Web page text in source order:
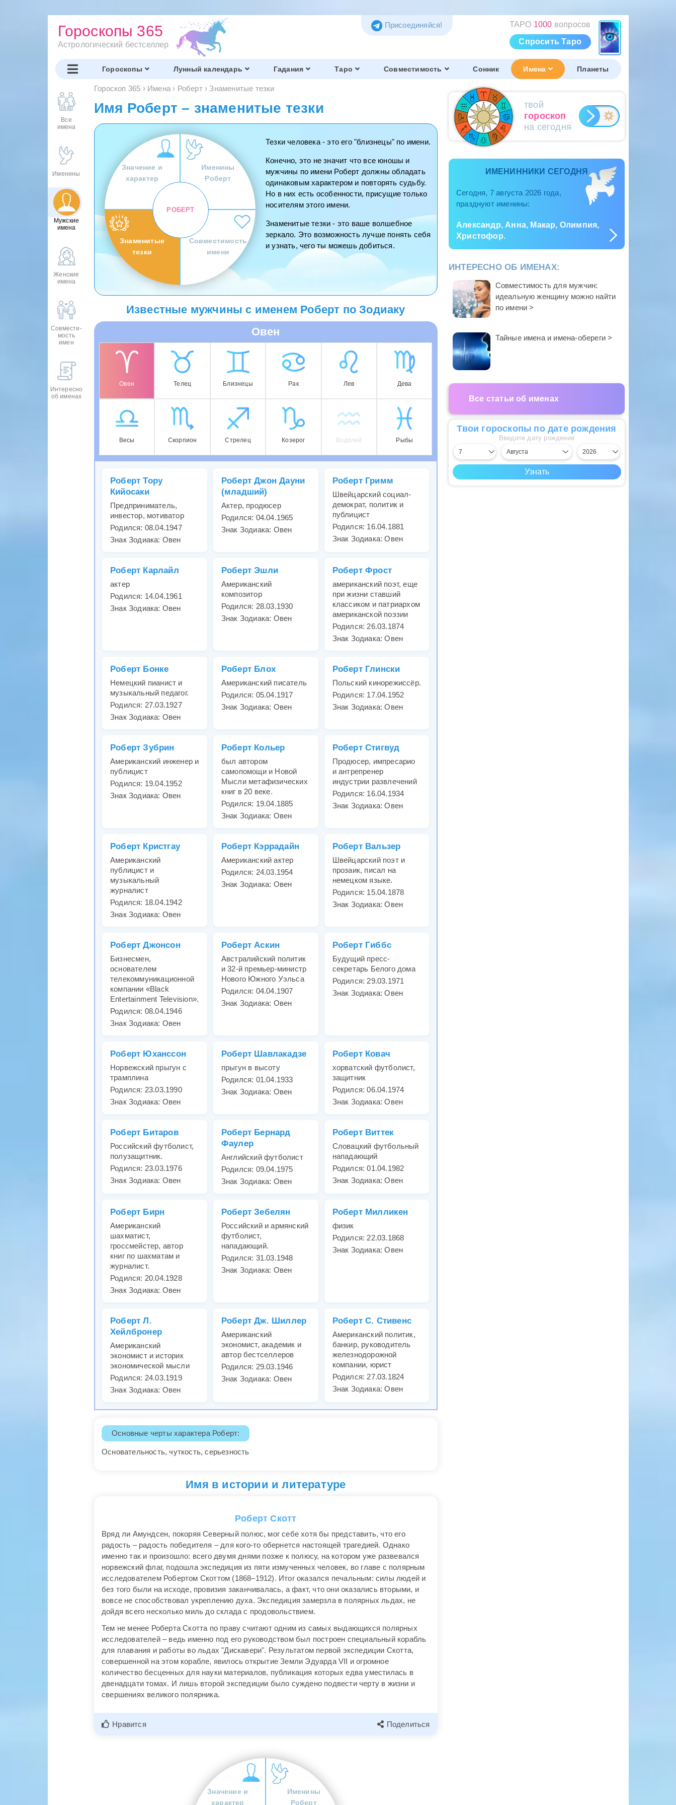
Гороскопы 365
Астрологический бестселлер
ТАРО 1000 вопросов
Спросить Таро
Присоединяйся!
Гороскопы Лунный календарь Гадания Таро Совместимость Сонник Имена Планеты
Все
имена
Именины
Мужские
имена
Женские
имена
Совмести-
мость
имен
Интересно
об именах
Гороскоп 365 › Имена › Роберт › Знаменитые тезки
Имя Роберт – знаменитые тезки
Значение и
характер
Именины
Роберт
Знаменитые
тезки
Совместимость
имени
РОБЕРТ
Тезки человека - это его "близнецы" по имени.
Конечно, это не значит что все юношы и
мужчины по имени Роберт должны обладать
одинаковым характером и повторять судьбу.
Но в них есть особенности, присущие только
носителям этого имени.
Знаменитые тезки - это ваше волшебное
зеркало. Это возможность лучше понять себя
и узнать, чего ты можешь добиться.
Известные мужчины с именем Роберт по Зодиаку
Овен
Овен Телец Близнецы Рак Лев Дева
Весы Скорпион Стрелец Козерог Водолей Рыбы
Роберт Тору
Кийосаки
Предприниматель,
инвестор, мотиватор
Родился: 08.04.1947
Знак Зодиака: Овен
Роберт Джон Дауни
(младший)
Актер, продюсер
Родился: 04.04.1965
Знак Зодиака: Овен
Роберт Гримм
Швейцарский социал-
демократ, политик и
публицист
Родился: 16.04.1881
Знак Зодиака: Овен
Роберт Карлайл
актер
Родился: 14.04.1961
Знак Зодиака: Овен
Роберт Эшли
Американский
композитор
Родился: 28.03.1930
Знак Зодиака: Овен
Роберт Фрост
американский поэт, еще
при жизни ставший
классиком и патриархом
американской поэзии
Родился: 26.03.1874
Знак Зодиака: Овен
Роберт Бонке
Немецкий пианист и
музыкальный педагог.
Родился: 27.03.1927
Знак Зодиака: Овен
Роберт Блох
Американский писатель
Родился: 05.04.1917
Знак Зодиака: Овен
Роберт Глински
Польский кинорежиссёр.
Родился: 17.04.1952
Знак Зодиака: Овен
Роберт Зубрин
Американский инженер и
публицист
Родился: 19.04.1952
Знак Зодиака: Овен
Роберт Кольер
был автором
самопомощи и Новой
Мысли метафизических
книг в 20 веке.
Родился: 19.04.1885
Знак Зодиака: Овен
Роберт Стигвуд
Продюсер, импресарио
и антрепренер
индустрии развлечений
Родился: 16.04.1934
Знак Зодиака: Овен
Роберт Кристгау
Американский
публицист и
музыкальный
журналист
Родился: 18.04.1942
Знак Зодиака: Овен
Роберт Кэррадайн
Американский актер
Родился: 24.03.1954
Знак Зодиака: Овен
Роберт Вальзер
Швейцарский поэт и
прозаик, писал на
немецком языке.
Родился: 15.04.1878
Знак Зодиака: Овен
Роберт Джонсон
Бизнесмен,
основателем
телекоммуникационной
компании «Black
Entertainment Television».
Родился: 08.04.1946
Знак Зодиака: Овен
Роберт Аскин
Австралийский политик
и 32-й премьер-министр
Нового Южного Уэльса
Родился: 04.04.1907
Знак Зодиака: Овен
Роберт Гиббс
Будущий пресс-
секретарь Белого дома
Родился: 29.03.1971
Знак Зодиака: Овен
Роберт Юханссон
Норвежский прыгун с
трамплина
Родился: 23.03.1990
Знак Зодиака: Овен
Роберт Шавлакадзе
прыгун в высоту
Родился: 01.04.1933
Знак Зодиака: Овен
Роберт Ковач
хорватский футболист,
защитник
Родился: 06.04.1974
Знак Зодиака: Овен
Роберт Битаров
Российский футболист,
полузащитник.
Родился: 23.03.1976
Знак Зодиака: Овен
Роберт Бернард
Фаулер
Английский футболист
Родился: 09.04.1975
Знак Зодиака: Овен
Роберт Виттек
Cловацкий футбольный
нападающий
Родился: 01.04.1982
Знак Зодиака: Овен
Роберт Бирн
Американский
шахматист,
гроссмейстер, автор
книг по шахматам и
журналист.
Родился: 20.04.1928
Знак Зодиака: Овен
Роберт Зебелян
Российский и армянский
футболист,
нападающий.
Родился: 31.03.1948
Знак Зодиака: Овен
Роберт Милликен
физик
Родился: 22.03.1868
Знак Зодиака: Овен
Роберт Л.
Хейлбронер
Американский
экономист и историк
экономической мысли
Родился: 24.03.1919
Знак Зодиака: Овен
Роберт Дж. Шиллер
Американский
экономист, академик и
автор бестселлеров
Родился: 29.03.1946
Знак Зодиака: Овен
Роберт С. Стивенс
Американский политик,
банкир, руководитель
железнодорожной
компании, юрист
Родился: 27.03.1824
Знак Зодиака: Овен
Основные черты характера Роберт:
Основательность, чуткость, серьезность
Имя в истории и литературе
Роберт Скотт
Вряд ли Амундсен, покоряя Северный полюс, мог себе хотя бы представить, что его
радость – радость победителя – для кого-то обернется настоящей трагедией. Однако
именно так и произошло: всего двумя днями позже к полюсу, на котором уже развевался
норвежский флаг, подошла экспедиция из пяти измученных человек, во главе с полярным
исследователем Робертом Скоттом (1868–1912). Итог оказался печальным: силы людей и
без того были на исходе, провизия заканчивалась, а факт, что они оказались вторыми, и
вовсе не способствовал укреплению духа. Экспедиция замерзла в полярных льдах, не
дойдя всего несколько миль до склада с продовольствием.
Тем не менее Роберта Скотта по праву считают одним из самых выдающихся полярных
исследователей – ведь именно под его руководством был построен специальный корабль
для плавания и работы во льдах "Дискавери". Результатом первой экспедиции Скотта,
совершенной на этом корабле, явилось открытие Земли Эдуарда VII и огромное
количество бесценных для науки материалов, публикация которых едва уместилась в
двенадцати томах. И лишь второй экспедиции было суждено подвести черту в жизни и
свершениях великого полярника.
Нравится Поделиться
Значение и
характер
Именины
Роберт
твой
гороскоп
на сегодня
ИМЕНИННИКИ СЕГОДНЯ
Сегодня, 7 августа 2026 года,
празднуют именины:
Александр, Анна, Макар, Олимпия,
Христофор.
ИНТЕРЕСНО ОБ ИМЕНАХ:
Совместимость для мужчин:
идеальную женщину можно найти
по имени >
Тайные имена и имена-обереги >
Все статьи об именах
Твои гороскопы по дате рождения
Введите дату рождения